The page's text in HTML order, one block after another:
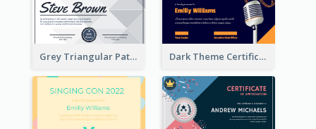
Grey Triangular Pattern Best Certificate Design Dark Theme Certificate Design For Singing Contest